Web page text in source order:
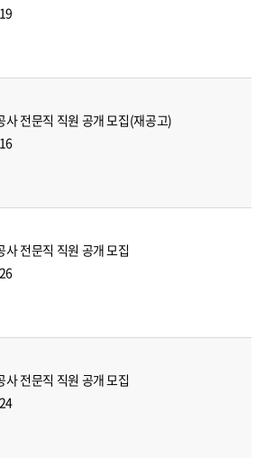
사 전문직 직원 공개 모집(재공고)
사 전문직 직원 공개 모집
사 전문직 직원 공개 모집